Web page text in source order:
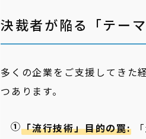
決裁者が陥る「テー
多くの企業をご支援してきた
つあります。
「流行技術」目的の罠:「